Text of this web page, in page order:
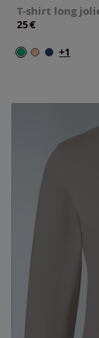
T-shirt long
25€
+1